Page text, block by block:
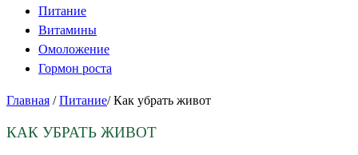
Питание
Витамины
Омоложение
Гормон роста
Главная / Питание/ Как убрать живот
КАК УБРАТЬ ЖИВОТ